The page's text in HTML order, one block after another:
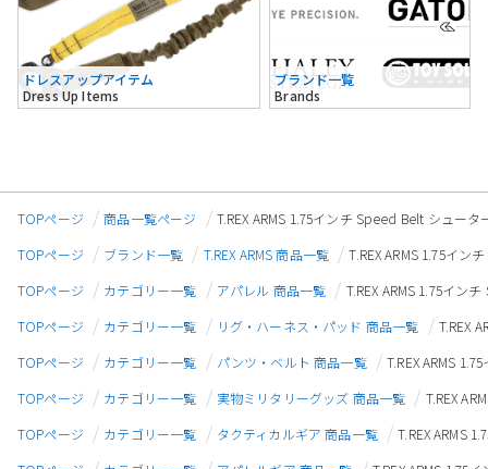
ドレスアップアイテム
Dress Up Items
ブランド一覧
Brands
TOPページ 商品一覧ページ
T.REX ARMS 1.75インチ Speed Belt シュー
TOPページ
ブランド一覧 T.REX ARMS 商品一覧
T.REX ARMS 1.75イ
TOPページ
カテゴリー一覧 アパレル 商品一覧
T.REX ARMS 1.75イン
TOPページ
カテゴリー一覧 リグ・ハーネス・パッド 商品一覧
T.REX
TOPページ
カテゴリー一覧 パンツ・ベルト 商品一覧
T.REX ARMS
TOPページ
カテゴリー一覧 実物ミリタリーグッズ 商品一覧
T.REX
TOPページ
カテゴリー一覧 タクティカルギア 商品一覧
T.REX ARMS